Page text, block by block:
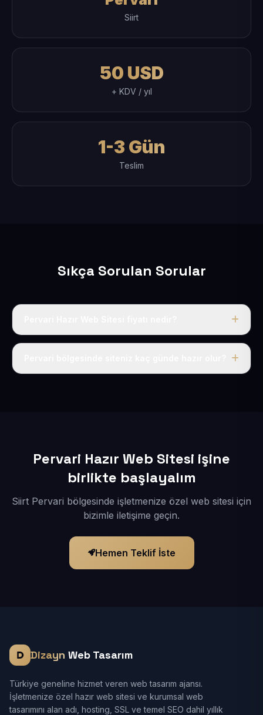
Siirt
50 USD
+ KDV / yıl
1-3 Gün
Teslim
Sıkça Sorulan Sorular
Tek fiyat uygulanır: yıllık 50 USD + KDV. Bu bedele alan
Pervari Hazır Web Sitesi işine
birlikte başlayalım
Siirt Pervari bölgesinde işletmenize özel web sitesi için
bizimle iletişime geçin.
Hemen Teklif İste
Dizayn Web Tasarım
Türkiye geneline hizmet veren web tasarım ajansı.
İşletmenize özel hazır web sitesi ve kurumsal web
tasarımını alan adı, hosting, SSL ve temel SEO dahil yıllık